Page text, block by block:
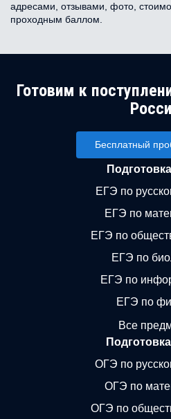
адресами, отзывами, фото,
проходным баллом.
Готовим к
Бесплатный
ЕГЭ по
ЕГЭ по
ЕГЭ по
ЕГЭ по
ЕГЭ по
ЕГЭ по
Все
ОГЭ по
ОГЭ по
ОГЭ по